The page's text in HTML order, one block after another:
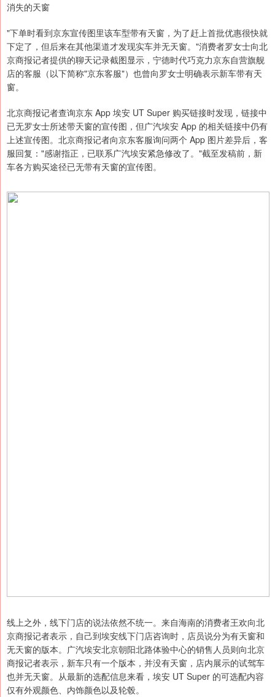
消失的天窗
"下单时看到京东宣传图里该车型带有天窗，为了赶上首批优惠很快就
下定了，但后来在其他渠道才发现实车并无天窗。"消费者罗女士向北
京商报记者提供的聊天记录截图显示，宁德时代巧克力京东自营旗舰
店的客服（以下简称"京东客服"）也曾向罗女士明确表示新车带有天
窗。
北京商报记者查询京东 App 埃安 UT Super 购买链接时发现，链接中
已无罗女士所述带天窗的宣传图，但广汽埃安 App 的相关链接中仍有
上述宣传图。北京商报记者向京东客服询问两个 App 图片差异后，客
服回复："感谢指正，已联系广汽埃安紧急修改了。"截至发稿前，新
车各方购买途径已无带有天窗的宣传图。
线上之外，线下门店的说法依然不统一。来自海南的消费者王欢向北
京商报记者表示，自己到埃安线下门店咨询时，店员说分为有天窗和
无天窗的版本。广汽埃安北京朝阳北路体验中心的销售人员则向北京
商报记者表示，新车只有一个版本，并没有天窗，店内展示的试驾车
也并无天窗。从最新的选配信息来看，埃安 UT Super 的可选配内容
仅有外观颜色、内饰颜色以及轮毂。